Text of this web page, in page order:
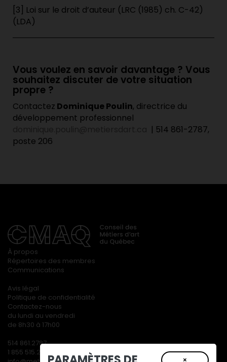
[3] Loi sur le droit d’auteur (LRC (1985) ch. C-42)
(LDA)
Vous voulez en savoir davantage ? Vous
souhaitez discuter de votre situation
propre ?
Contactez Dominique Poulin, directrice du
développement professionnel
| 514 861-2787,
poste 206
À propos
Répertoires des membres
Communications
Avis légal
Politique de confidentialité
Contactez-nous
du lundi au vendredi
de 8h30 à 17h00
514 861.2787
1 855 515.2787
×